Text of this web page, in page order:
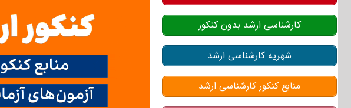
کارشناسی ارشد بدون کنکور
شهریه کارشناسی ارشد
منابع کنکور کارشناسی ارشد